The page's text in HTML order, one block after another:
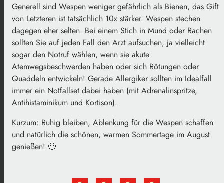
Generell sind Wespen weniger gefährlich als Bienen, das Gift
von Letzteren ist tatsächlich 10x stärker. Wespen stechen
dagegen eher selten. Bei einem Stich in Mund oder Rachen
sollten Sie auf jeden Fall den Arzt aufsuchen, ja vielleicht
sogar den Notruf wählen, wenn sie akute
Atemwegsbeschwerden haben oder sich Rötungen oder
Quaddeln entwickeln! Gerade Allergiker sollten im Idealfall
immer ein Notfallset dabei haben (mit Adrenalinspritze,
Antihistaminikum und Kortison).
Kurzum: Ruhig bleiben, Ablenkung für die Wespen schaffen
und natürlich die schönen, warmen Sommertage im August
genießen! 🙂